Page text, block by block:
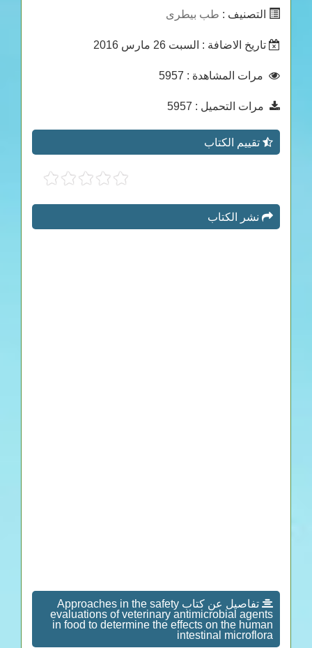
التصنيف : طب بيطرى
تاريخ الاضافة : السبت 26 مارس 2016
مرات المشاهدة : 5957
مرات التحميل : 5957
تقييم الكتاب
نشر الكتاب
تفاصيل عن كتاب Approaches in the safety
evaluations of veterinary antimicrobial agents
in food to determine the effects on the human
intestinal microflora